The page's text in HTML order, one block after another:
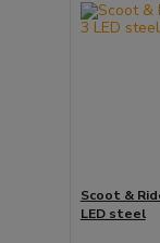
Scoot &
LED steel